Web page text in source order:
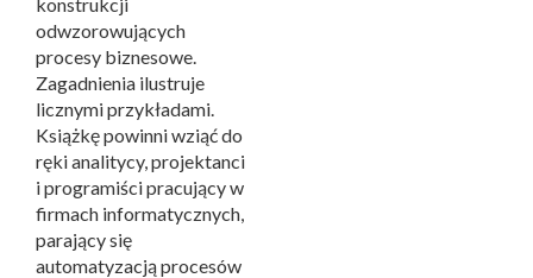
odwzorowujących
procesy biznesowe.
Zagadnienia ilustruje
licznymi przykładami.
Książkę powinni wziąć do
ręki analitycy, projektanci
i programiści pracujący w
firmach informatycznych,
parający się
automatyzacją procesów